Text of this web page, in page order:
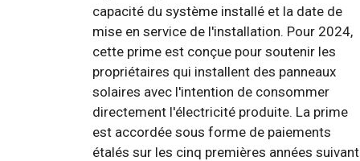
capacité du système installé et la date de
mise en service de l'installation. Pour 2024,
cette prime est conçue pour soutenir les
propriétaires qui installent des panneaux
solaires avec l'intention de consommer
directement l'électricité produite. La prime
est accordée sous forme de paiements
étalés sur les cinq premières années suivant